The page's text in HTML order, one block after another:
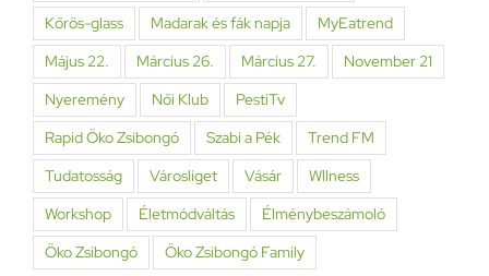
Kőrös-glass
Madarak és fák napja
MyEatrend
Május 22.
Március 26. Március 27.
November 21
Nyeremény
Női Klub
PestiTv
Rapid Öko Zsibongó
Szabi a Pék
Trend FM
Tudatosság
Városliget Vásár
Wllness
Workshop
Életmódváltás
Élménybeszámoló
Öko Zsibongó
Öko Zsibongó Family